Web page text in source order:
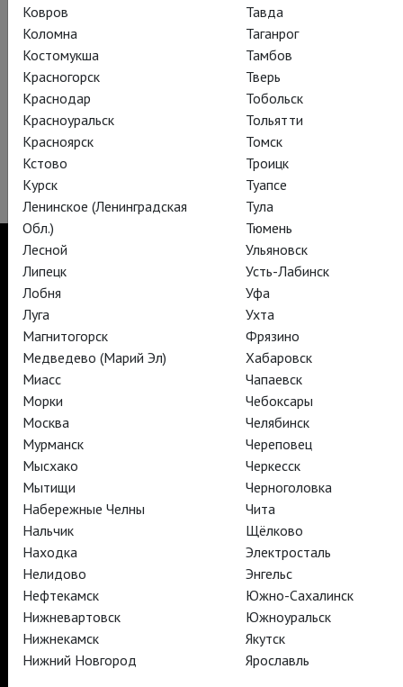
TheatreHD
TheatreHD Опера
TheatreHD Балет в кино
АРТ-ЛЕКТОРИЙ В КИНО
TheatreHD
АРТ-ЛЕКТОРИЙ В КИНО
TheatreHD
TheatreHD Опера
TheatreHD Балет в кино
АРТ-ЛЕКТОРИЙ В КИНО
TheatreHD
Подписаться на рассылку
Поддержать
Ковров
Коломна
Костомукша
Красногорск
Краснодар
Красноуральск
Красноярск
Кстово
Курск
Ленинское (Ленинградская
Обл.)
Лесной
Липецк
Лобня
Луга
Магнитогорск
Медведево (Марий Эл)
Миасс
Морки
Москва
Мурманск
Мысхако
Мытищи
Набережные Челны
Нальчик
Находка
Нелидово
Нефтекамск
Нижневартовск
Нижнекамск
Нижний Новгород
Тавда
Таганрог
Тамбов
Тверь
Тобольск
Тольятти
Томск
Троицк
Туапсе
Тула
Тюмень
Ульяновск
Усть-Лабинск
Уфа
Ухта
Фрязино
Хабаровск
Чапаевск
Чебоксары
Челябинск
Череповец
Черкесск
Черноголовка
Чита
Щёлково
Электросталь
Энгельс
Южно-Сахалинск
Южноуральск
Якутск
Ярославль